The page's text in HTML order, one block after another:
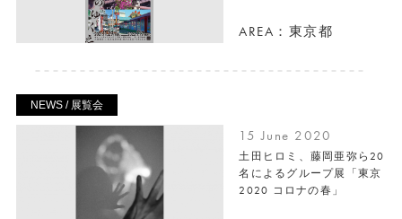
AREA：東京都
NEWS / 展覧会
15 June 2020
土田ヒロミ、藤岡亜弥ら20
名によるグループ展「東京
2020 コロナの春」